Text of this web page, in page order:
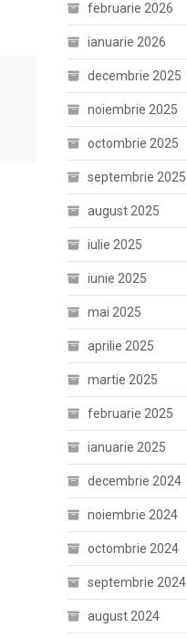
februarie 2026
ianuarie 2026
decembrie 2025
noiembrie 2025
octombrie 2025
septembrie 2025
august 2025
iulie 2025
iunie 2025
mai 2025
aprilie 2025
martie 2025
februarie 2025
ianuarie 2025
decembrie 2024
noiembrie 2024
octombrie 2024
septembrie 2024
august 2024